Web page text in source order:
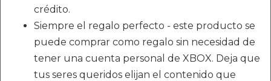
crédito.
Siempre el regalo perfecto - este producto se
puede comprar como regalo sin necesidad de
tener una cuenta personal de XBOX. Deja que
tus seres queridos elijan el contenido que